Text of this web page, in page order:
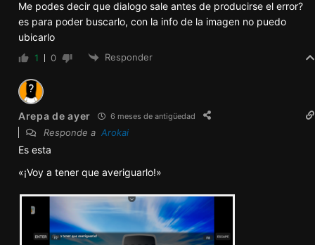
«¡Voy a tener que averiguarlo!»
1
MonoDeLodo 6 meses de antigüedad
Responde a Arepa de ayer
También me marca ese error después de eso